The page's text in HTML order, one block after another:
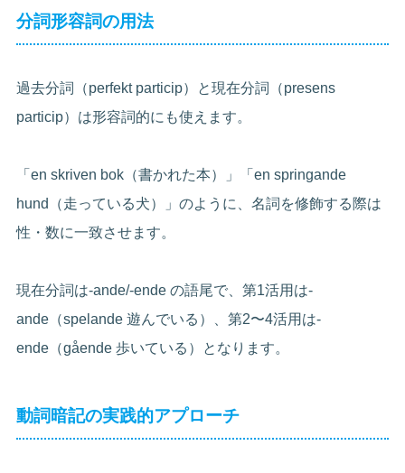
分詞形容詞の用法
過去分詞（perfekt particip）と現在分詞（presens
particip）は形容詞的にも使えます。
「en skriven bok（書かれた本）」「en springande
hund（走っている犬）」のように、名詞を修飾する際は
性・数に一致させます。
現在分詞は-ande/-ende の語尾で、第1活用は-
ande（spelande 遊んでいる）、第2〜4活用は-
ende（gående 歩いている）となります。
動詞暗記の実践的アプローチ